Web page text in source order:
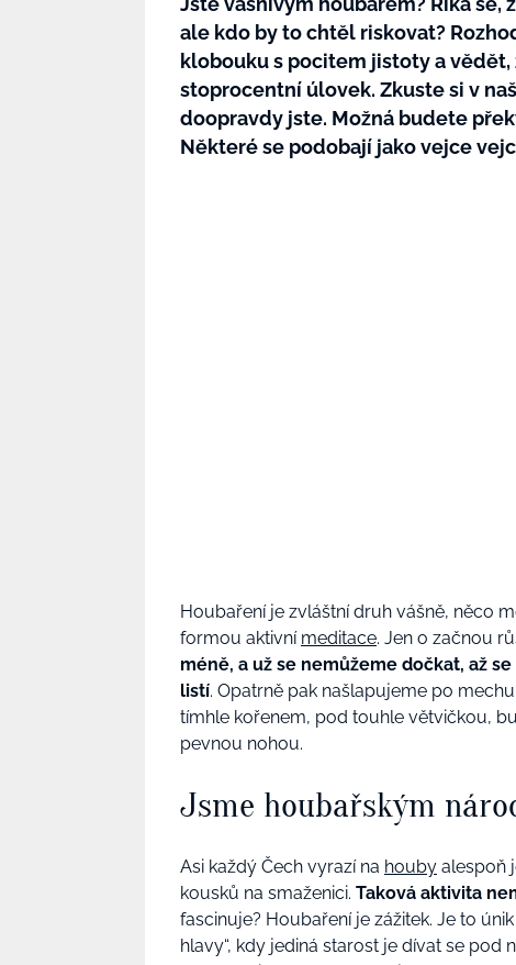
ale kdo by to chtěl riskovat?
klobouku s pocitem jistoty a
stoprocentní úlovek. Zkuste si v
doopravdy jste. Možná budete
Některé se podobají jako vejce
Houbaření je zvláštní druh vášně, něco
formou aktivní meditace. Jen o začnou
méně, a už se nemůžeme dočkat, až
listí. Opatrně pak našlapujeme po
tímhle kořenem, pod touhle větvičkou,
pevnou nohou.
Jsme houbařským
Asi každý Čech vyrazí na houby alespoň
kousků na smaženici. Taková aktivita
fascinuje? Houbaření je zážitek. Je to
hlavy“, kdy jediná starost je dívat se pod